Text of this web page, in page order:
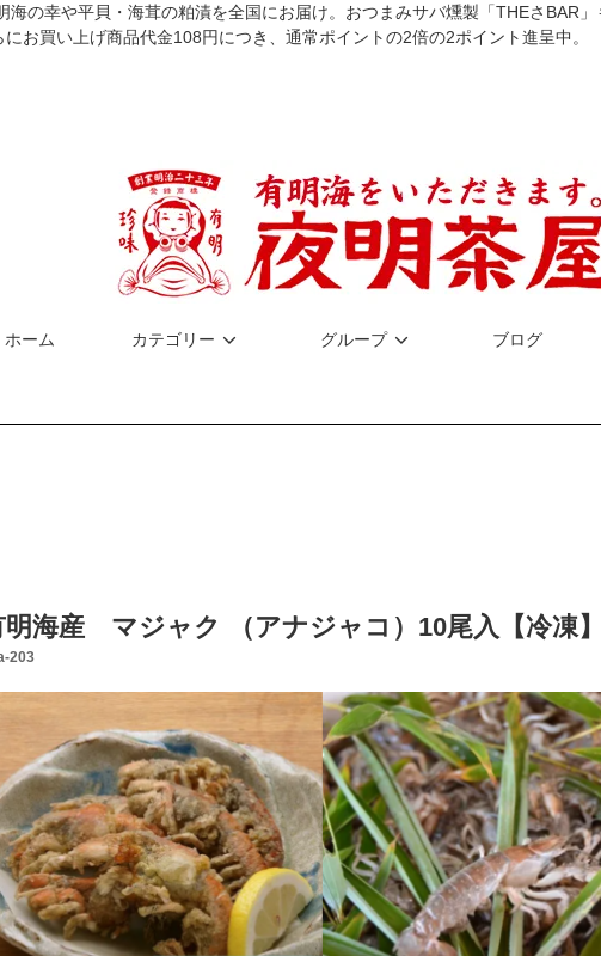
の幸や平貝・海茸の粕漬を全国にお届け。おつまみサバ燻製「THEさBAR」
お買い上げ商品代金108円につき、通常ポイントの2倍の2ポイント進呈中。
ホーム カテゴリー グループ ブログ
明海産 マジャク （アナジャコ）10尾入【冷凍
203